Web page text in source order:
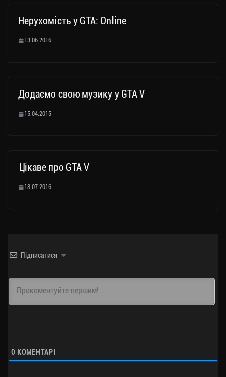
Нерухомість у GTA: Online
13.06.2016
Додаємо свою музику у GTA V
15.04.2015
Цікаве про GTA V
18.07.2016
Підписатися
0 КОМЕНТАРІ